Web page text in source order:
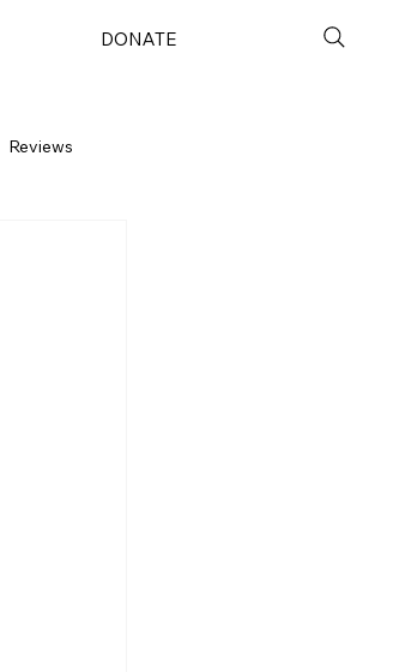
DONATE
Reviews